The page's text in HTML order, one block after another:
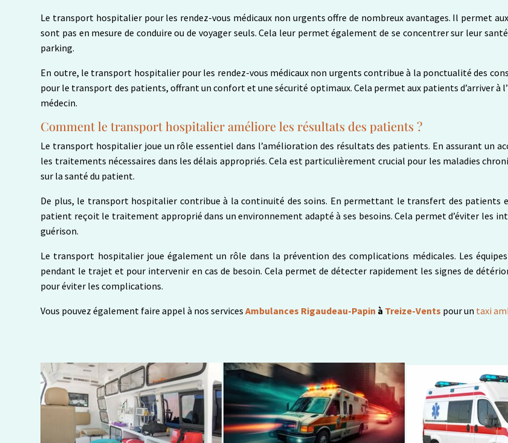
Le transport hospitalier pour les rendez-vous médicaux non urgents offre de nombreux avantages. Il permet
sont pas en mesure de conduire ou de voyager seuls. Cela leur permet également de se concentrer sur leur
parking.
En outre, le transport hospitalier pour les rendez-vous médicaux non urgents contribue à la ponctualité des
pour le transport des patients, offrant un confort et une sécurité optimaux. Cela permet aux patients d’arriver à
médecin.
Comment le transport hospitalier améliore les résultats des patients ?
Le transport hospitalier joue un rôle essentiel dans l’amélioration des résultats des patients. En assurant un
les traitements nécessaires dans les délais appropriés. Cela est particulièrement crucial pour les maladies
sur la santé du patient.
De plus, le transport hospitalier contribue à la continuité des soins. En permettant le transfert des patients
patient reçoit le traitement approprié dans un environnement adapté à ses besoins. Cela permet d’éviter les
guérison.
Le transport hospitalier joue également un rôle dans la prévention des complications médicales. Les
pendant le trajet et pour intervenir en cas de besoin. Cela permet de détecter rapidement les signes de
pour éviter les complications.
Vous pouvez également faire appel à nos servicesAmbulances Rigaudeau-Papin à Treize-Vents pour un taxi